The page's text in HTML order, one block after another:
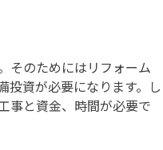
そのためにはリフォーム
投資が必要になります。し
事と資金、時間が必要で